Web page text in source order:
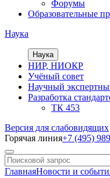
Форумы
Образовательные
Наука
Наука
НИР, НИОКР
Учёный совет
Научный
Разработка
ТК 453
Версия для слабовидящих
Горячая линия+7 (495)
ГлавнаяНовости и